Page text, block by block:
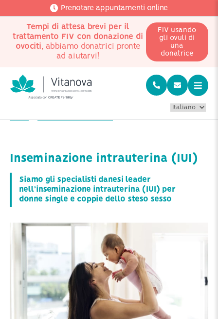
Prenotare appuntamenti online
Tempi di attesa brevi per il
trattamento FIV con donazione di
ovociti, abbiamo donatrici pronte
ad aiutarvi!
FIV usando
gli ovuli di
una
donatrice
Home Fertilità e trattamenti FIV Inseminazione intrauterina
Inseminazione intrauterina (IUI)
Siamo gli specialisti danesi leader
nell’inseminazione intrauterina (IUI) per
donne single e coppie dello steso sesso